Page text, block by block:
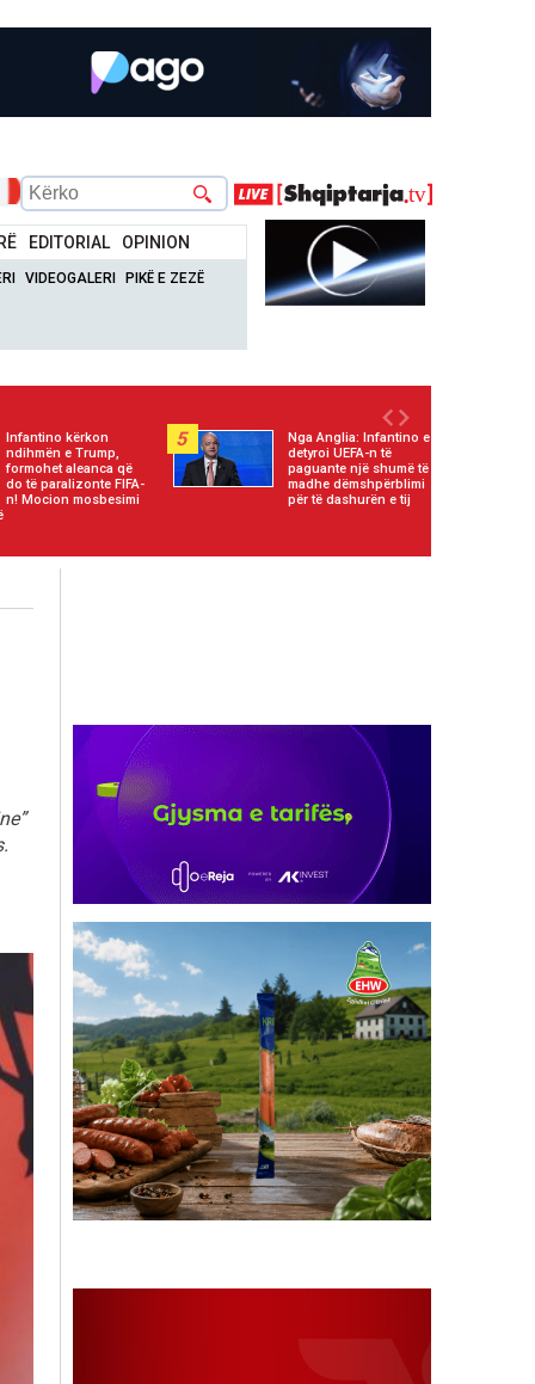
EDITORIAL OPINION
VIDEOGALERI PIKË E ZEZË
Infantino kërkon
ndihmën e Trump,
formohet aleanca që
do të paralizonte FIFA-
n! Mocion mosbesimi
5
Nga Anglia: Infantino e
detyroi UEFA-n të
paguante një shumë të
madhe dëmshpërblimi
për të dashurën e tij